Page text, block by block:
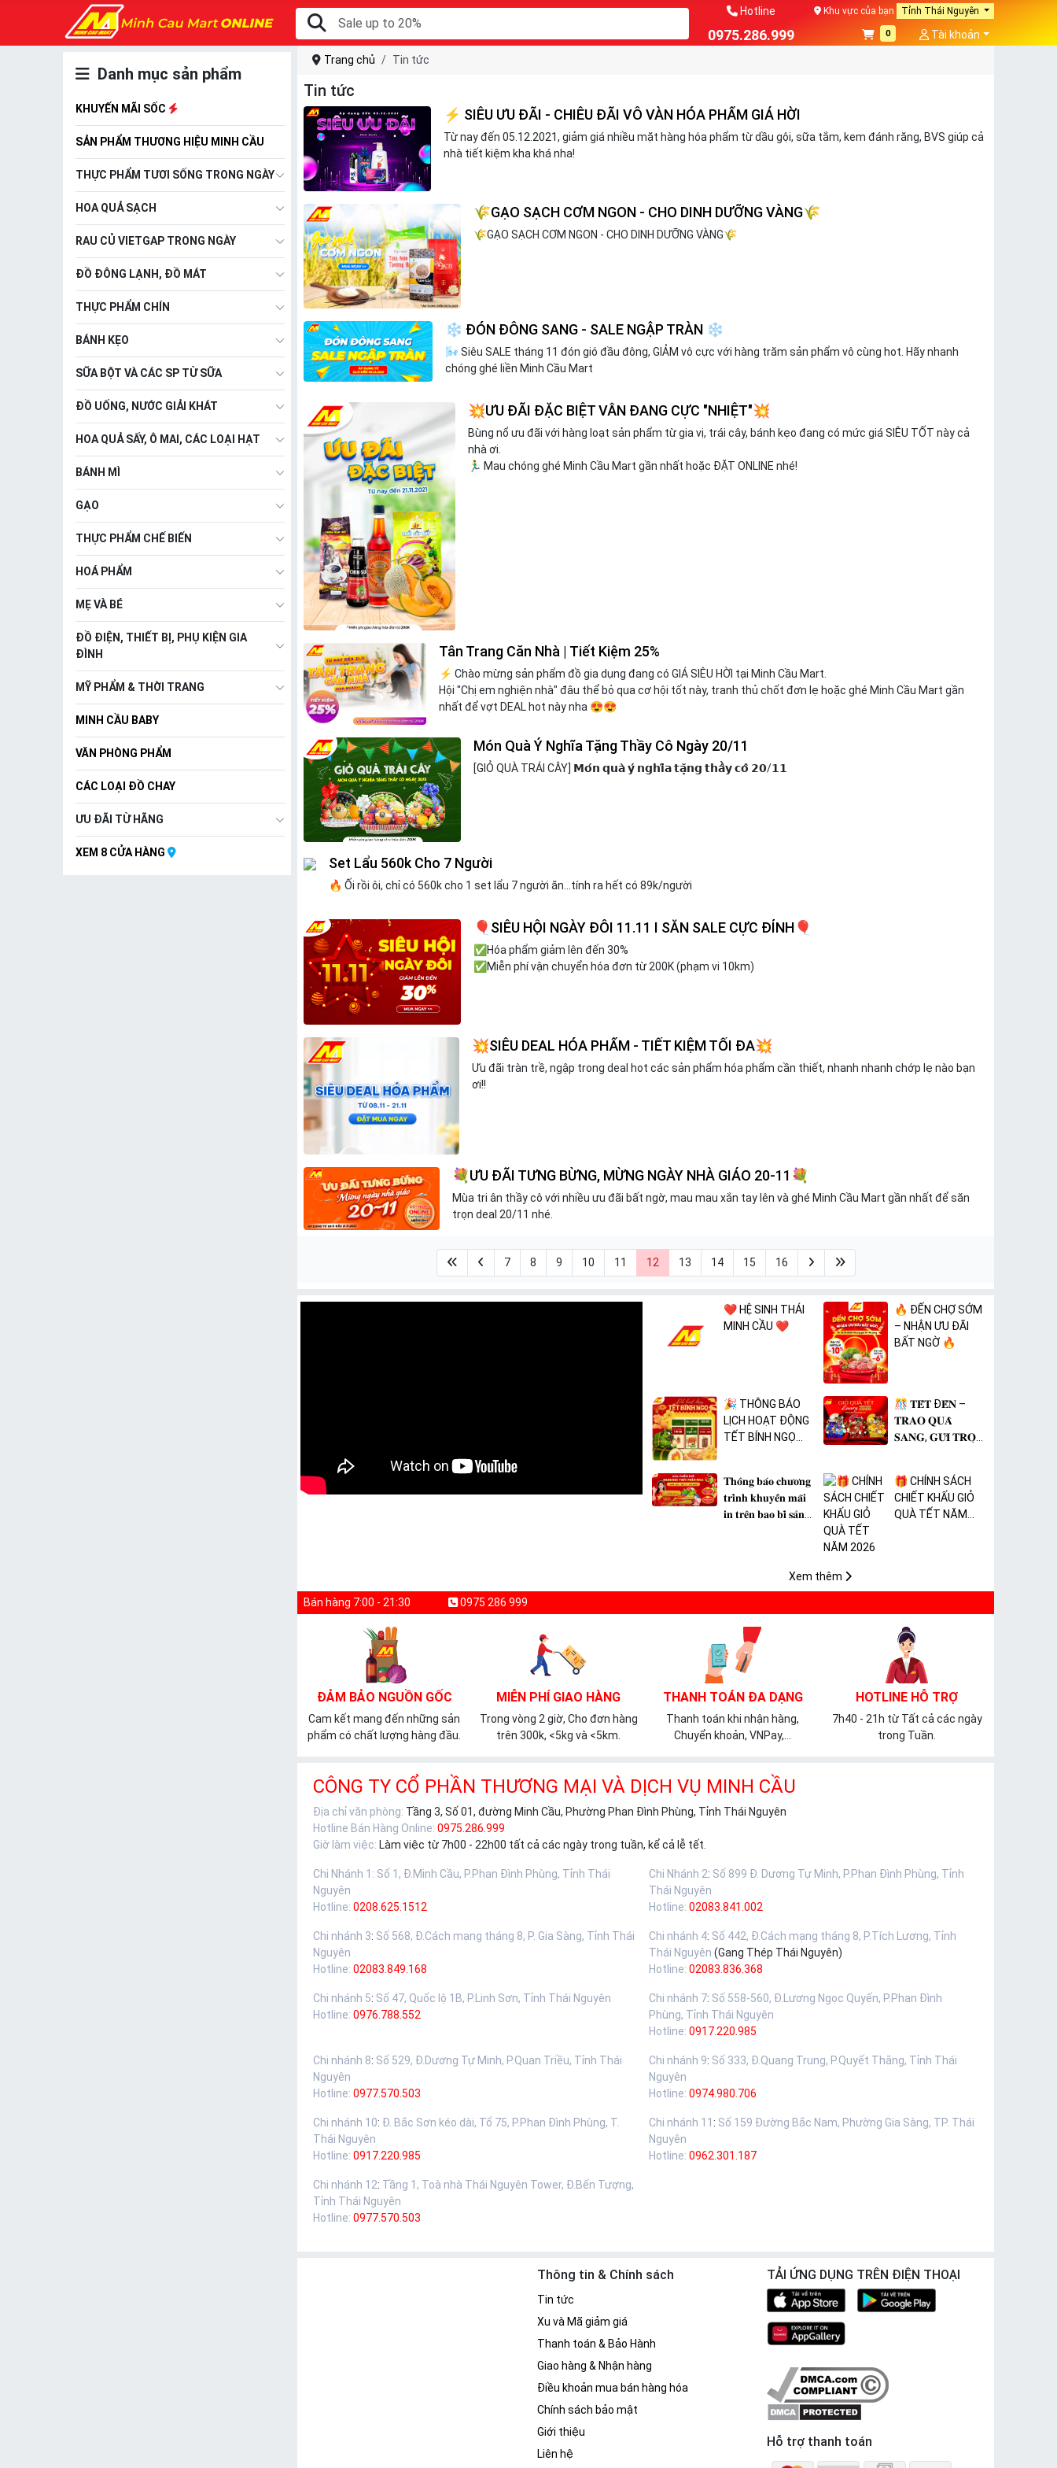
Hotline
0975.286.999
Khu vực của bạn Tỉnh Thái Nguyên
0 Tài khoản
Danh mục sản phẩm
KHUYẾN MÃI SỐC
SẢN PHẨM THƯƠNG HIỆU MINH CẦU
THỰC PHẨM TƯƠI SỐNG TRONG NGÀY
HOA QUẢ SẠCH
RAU CỦ VIETGAP TRONG NGÀY
ĐỒ ĐÔNG LẠNH, ĐỒ MÁT
THỰC PHẨM CHÍN
BÁNH KẸO
SỮA BỘT VÀ CÁC SP TỪ SỮA
ĐỒ UỐNG, NƯỚC GIẢI KHÁT
HOA QUẢ SẤY, Ô MAI, CÁC LOẠI HẠT
BÁNH MÌ
GẠO
THỰC PHẨM CHẾ BIẾN
HOÁ PHẨM
MẸ VÀ BÉ
ĐỒ ĐIỆN, THIẾT BỊ, PHỤ KIỆN GIA
ĐÌNH
MỸ PHẨM & THỜI TRANG
MINH CẦU BABY
VĂN PHÒNG PHẨM
CÁC LOẠI ĐỒ CHAY
ƯU ĐÃI TỪ HÃNG
XEM 8 CỬA HÀNG
Trang chủ Tin tức
Tin tức
⚡ SIÊU ƯU ĐÃI - CHIÊU ĐÃI VÔ VÀN HÓA PHẨM GIÁ HỜI
Từ nay đến 05.12.2021, giảm giá nhiều mặt hàng hóa phẩm từ dầu gội, sữa tắm, kem đánh răng, BVS giúp cả
nhà tiết kiệm kha khá nha!
🌾GẠO SẠCH CƠM NGON - CHO DINH DƯỠNG VÀNG🌾
🌾GẠO SẠCH CƠM NGON - CHO DINH DƯỠNG VÀNG🌾
❄ ĐÓN ĐÔNG SANG - SALE NGẬP TRÀN ❄
🌬️ Siêu SALE tháng 11 đón gió đầu đông, GIẢM vô cực với hàng trăm sản phẩm vô cùng hot. Hãy nhanh
chóng ghé liền Minh Cầu Mart
💥ƯU ĐÃI ĐẶC BIỆT VẪN ĐANG CỰC "NHIỆT"💥
Bùng nổ ưu đãi với hàng loạt sản phẩm từ gia vị, trái cây, bánh kẹo đang có mức giá SIÊU TỐT này cả
nhà ơi.
🏃‍♂️ Mau chóng ghé Minh Cầu Mart gần nhất hoặc ĐẶT ONLINE nhé!
Tân Trang Căn Nhà | Tiết Kiệm 25%
⚡ Chào mừng sản phẩm đồ gia dụng đang có GIÁ SIÊU HỜI tại Minh Cầu Mart.
Hội "Chị em nghiện nhà" đâu thể bỏ qua cơ hội tốt này, tranh thủ chốt đơn lẹ hoặc ghé Minh Cầu Mart gần
nhất để vợt DEAL hot này nha 😍😍
Món Quà Ý Nghĩa Tặng Thầy Cô Ngày 20/11
[GIỎ QUÀ TRÁI CÂY] 𝗠𝗼́𝗻 𝗾𝘂𝗮̀ 𝘆́ 𝗻𝗴𝗵𝗶̃𝗮 𝘁𝗮̣̆𝗻𝗴 𝘁𝗵𝗮̂̀𝘆 𝗰𝗼̂ 𝟮𝟬/𝟭𝟭
Set Lẩu 560k Cho 7 Người
🔥 Ối rồi ôi, chỉ có 560k cho 1 set lẩu 7 người ăn...tính ra hết có 89k/người
️🎈SIÊU HỘI NGÀY ĐÔI 11.11 I SĂN SALE CỰC ĐỈNH️🎈
✅Hóa phẩm giảm lên đến 30%
✅ Miễn phí vận chuyển hóa đơn từ 200K (phạm vi 10km)
💥SIÊU DEAL HÓA PHẨM - TIẾT KIỆM TỐI ĐA💥
Ưu đãi tràn trề, ngập trong deal hot các sản phẩm hóa phẩm cần thiết, nhanh nhanh chớp lẹ nào bạn
ơi!!
💐ƯU ĐÃI TƯNG BỪNG, MỪNG NGÀY NHÀ GIÁO 20-11💐
Mùa tri ân thầy cô với nhiều ưu đãi bất ngờ, mau mau xắn tay lên và ghé Minh Cầu Mart gần nhất để săn
trọn deal 20/11 nhé.
7 8 9 10 11 12 13 14 15 16
❤️ HỆ SINH THÁI
MINH CẦU ❤️
🔥 ĐẾN CHỢ SỚM
– NHẬN ƯU ĐÃI
BẤT NGỜ 🔥
🎉 THÔNG BÁO
LỊCH HOẠT ĐỘNG
TẾT BÍNH NGỌ
🎊 𝐓𝐄̂́𝐓 Đ𝐄̂́𝐍 –
𝐓𝐑𝐀𝐎 𝐐𝐔𝐀̀
𝐒𝐀𝐍𝐆, 𝐆𝐔̛̉𝐈 𝐓𝐑𝐎̣𝐍
𝐓𝐡𝐨̂𝐧𝐠 𝐛𝐚́𝐨 𝐜𝐡𝐮̛𝐨̛𝐧𝐠
𝐭𝐫𝐢̀𝐧𝐡 𝐤𝐡𝐮𝐲𝐞̂́𝐧 𝐦𝐚̃𝐢
𝐢𝐧 𝐭𝐫𝐞̂𝐧 𝐛𝐚𝐨 𝐛𝐢̀ 𝐬𝐚̉𝐧
🎁 CHÍNH SÁCH
CHIẾT KHẤU GIỎ
QUÀ TẾT NĂM
Xem thêm
Bán hàng 7:00 - 21:30 0975 286 999
ĐẢM BẢO NGUỒN GỐC
Cam kết mang đến những sản
phẩm có chất lượng hàng đầu.
MIỄN PHÍ GIAO HÀNG
Trong vòng 2 giờ, Cho đơn hàng
trên 300k, <5kg và <5km.
THANH TOÁN ĐA DẠNG
Thanh toán khi nhận hàng,
Chuyển khoản, VNPay,...
HOTLINE HỖ TRỢ
7h40 - 21h từ Tất cả các ngày
trong Tuần.
CÔNG TY CỔ PHẦN THƯƠNG MẠI VÀ DỊCH VỤ MINH CẦU
Địa chỉ văn phòng: Tầng 3, Số 01, đường Minh Cầu, Phường Phan Đình Phùng, Tỉnh Thái Nguyên
Hotline Bán Hàng Online: 0975.286.999
Giờ làm việc: Làm việc từ 7h00 - 22h00 tất cả các ngày trong tuần, kể cả lễ tết.
Chi Nhánh 1 : Số 1, Đ.Minh Cầu, P.Phan Đình Phùng, Tỉnh Thái
Nguyên
Hotline: 0208.625.1512
Chi Nhánh 2: Số 899 Đ. Dương Tự Minh, P.Phan Đình Phùng, Tỉnh
Thái Nguyên
Hotline: 02083.841.002
Chi nhánh 3: Số 568, Đ.Cách mạng tháng 8, P. Gia Sàng, Tỉnh Thái
Nguyên
Hotline: 02083.849.168
Chi nhánh 4: Số 442, Đ.Cách mạng tháng 8, P.Tích Lương, Tỉnh
Thái Nguyên (Gang Thép Thái Nguyên)
Hotline: 02083.836.368
Chi nhánh 5: Số 47, Quốc lộ 1B, P.Linh Sơn, Tỉnh Thái Nguyên
Hotline: 0976.788.552
Chi nhánh 7: Số 558-560, Đ.Lương Ngọc Quyến, P.Phan Đình
Phùng, Tỉnh Thái Nguyên
Hotline: 0917.220.985
Chi nhánh 8: Số 529, Đ.Dương Tự Minh, P.Quan Triều, Tỉnh Thái
Nguyên
Hotline: 0977.570.503
Chi nhánh 9: Số 333, Đ.Quang Trung, P.Quyết Thắng, Tỉnh Thái
Nguyên
Hotline: 0974.980.706
Chi nhánh 10: Đ. Bắc Sơn kéo dài, Tổ 75, P.Phan Đình Phùng, T.
Thái Nguyên
Hotline: 0917.220.985
Chi nhánh 11 : Số 159 Đường Bắc Nam, Phường Gia Sàng, TP. Thái
Nguyên
Hotline: 0962.301.187
Chi nhánh 12: Tầng 1, Toà nhà Thái Nguyên Tower, Đ.Bến Tượng,
Tỉnh Thái Nguyên
Hotline: 0977.570.503
Thông tin & Chính sách
Tin tức
Xu và Mã giảm giá
Thanh toán & Bảo Hành
Giao hàng & Nhận hàng
Điều khoản mua bán hàng hóa
Chính sách bảo mật
Giới thiệu
Liên hệ
TẢI ỨNG DỤNG TRÊN ĐIỆN THOẠI
Hỗ trợ thanh toán